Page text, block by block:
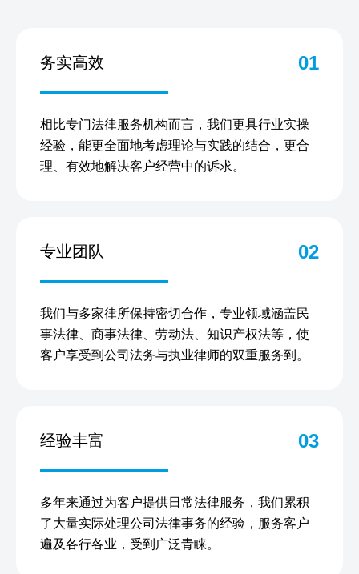
01
务实高效
相比专门法律服务机构而言，我们更具行业实操
经验，能更全面地考虑理论与实践的结合，更合
理、有效地解决客户经营中的诉求。
02
专业团队
我们与多家律所保持密切合作，专业领域涵盖民
事法律、商事法律、劳动法、知识产权法等，使
客户享受到公司法务与执业律师的双重服务到。
03
经验丰富
多年来通过为客户提供日常法律服务，我们累积
了大量实际处理公司法律事务的经验，服务客户
遍及各行各业，受到广泛青睐。